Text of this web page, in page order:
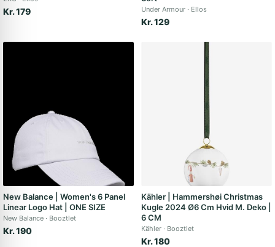
Kr. 179 Under Armour Ellos
Kr. 129
New Balance | Women's 6 Panel
Linear Logo Hat | ONE SIZE
New Balance Booztlet
Kr. 190
Kähler | Hammershøi Christmas
Kugle 2024 Ø6 Cm Hvid M. Deko |
6 CM
Kähler Booztlet
Kr. 180